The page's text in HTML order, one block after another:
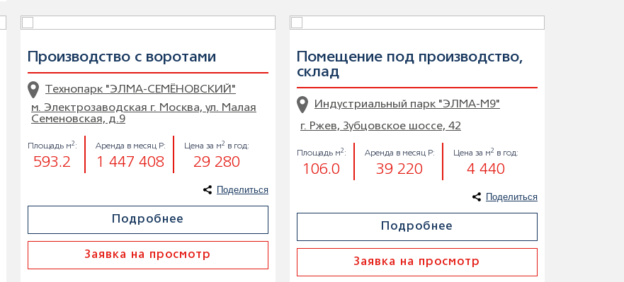
Производство с воротами
Технопарк "ЭЛМА-СЕМЁНОВСКИЙ"
м. Электрозаводская г. Москва, ул. Малая
Семеновская, д.9
Площадь м2 :
593.2
Аренда в месяц Р:
1 447 408
Цена за м2 в год:
29 280
Поделиться
Подробнее
Заявка на просмотр
Помещение под производство,
склад
Индустриальный парк "ЭЛМА-М9"
г. Ржев, Зубцовское шоссе, 42
Площадь м2 :
106.0
Аренда в месяц Р:
39 220
Цена за м2 в год:
4 440
Поделиться
Подробнее
Заявка на просмотр